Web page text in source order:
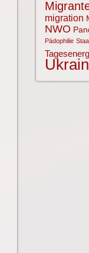
migration
NWO
Pädophilie